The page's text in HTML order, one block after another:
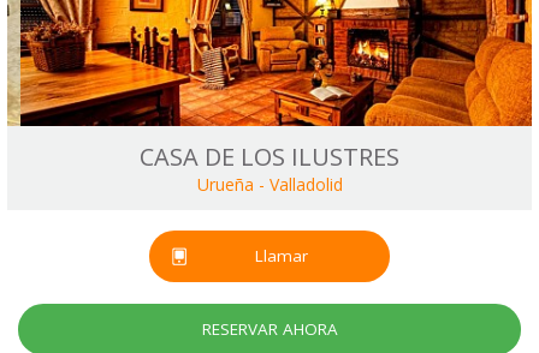
CASA DE LOS ILUSTRES
Urueña - Valladolid
Llamar
RESERVAR AHORA